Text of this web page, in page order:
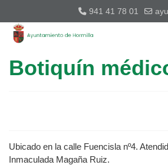
941 41 78 01
Botiquín
Ubicado en la calle Fuencisla nº4.
Inmaculada Magaña Ruiz.